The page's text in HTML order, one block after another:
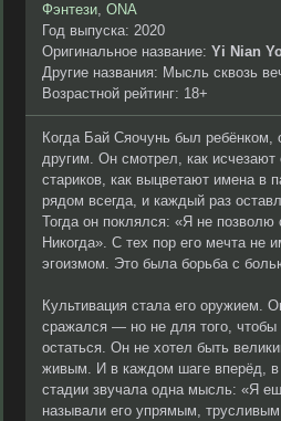
Фэнтези, ONA
Год выпуска: 2020
Оригинальное название: Yi Nian
Другие названия: Мысль сквозь
Возрастной рейтинг: 18+
Когда Бай Сяочунь был ребёнком,
другим. Он смотрел, как исчезают
стариков, как выцветают имена в
рядом всегда, и каждый раз
Тогда он поклялся: «Я не позволю
Никогда». С тех пор его мечта не
эгоизмом. Это была борьба с
Культивация стала его оружием.
сражался — но не для того, чтобы
остаться. Он не хотел быть
живым. И в каждом шаге вперёд, в
стадии звучала одна мысль: «Я
называли его упрямым,